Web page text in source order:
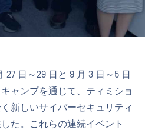
27 日～29 日と 9 月 3 日～5 日
ャンプを通じて、ティミショ
新しいサイバーセキュリティ
た。これらの連続イベント